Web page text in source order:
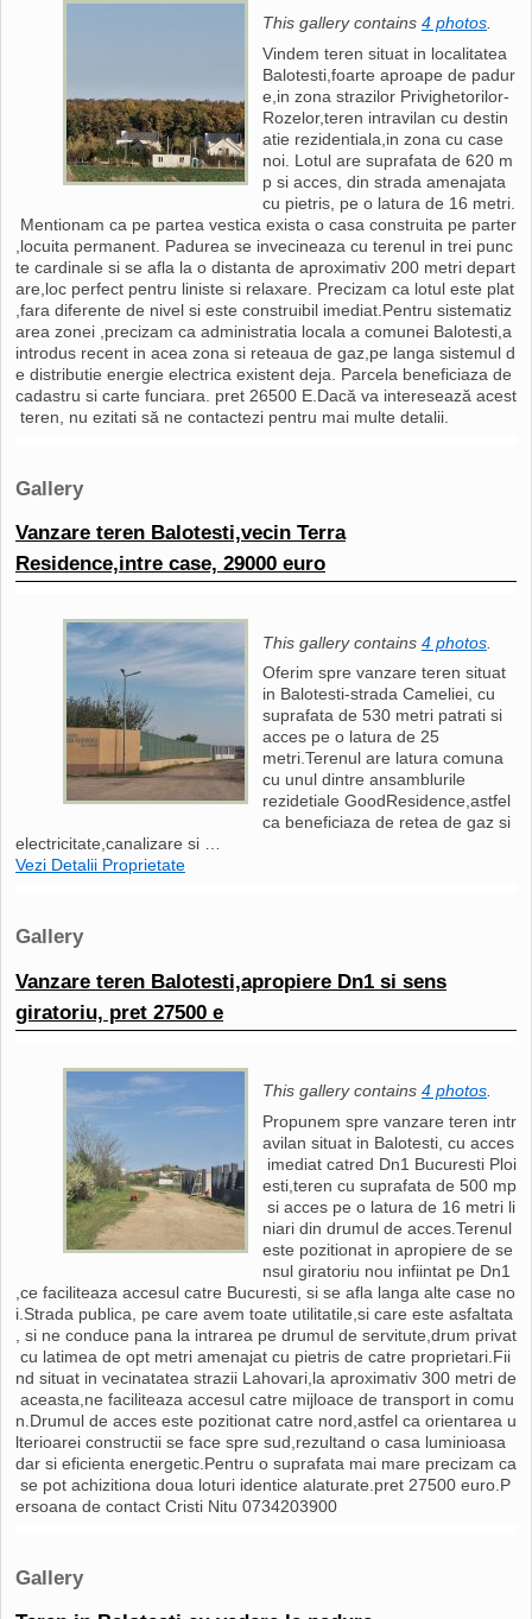
This gallery contains 4 photos.
Vindem teren situat in localitatea
Balotesti,foarte aproape de padur
e,in zona strazilor Privighetorilor-
Rozelor,teren intravilan cu destin
atie rezidentiala,in zona cu case
noi. Lotul are suprafata de 620 m
p si acces, din strada amenajata
cu pietris, pe o latura de 16 metri.
Mentionam ca pe partea vestica exista o casa construita pe parter
,locuita permanent. Padurea se invecineaza cu terenul in trei punc
te cardinale si se afla la o distanta de aproximativ 200 metri depart
are,loc perfect pentru liniste si relaxare. Precizam ca lotul este plat
,fara diferente de nivel si este construibil imediat.Pentru sistematiz
area zonei ,precizam ca administratia locala a comunei Balotesti,a
introdus recent in acea zona si reteaua de gaz,pe langa sistemul d
e distributie energie electrica existent deja. Parcela beneficiaza de
cadastru si carte funciara. pret 26500 E.Dacă va interesează acest
teren, nu ezitati să ne contactezi pentru mai multe detalii.
Gallery
Vanzare teren Balotesti,vecin Terra
Residence,intre case, 29000 euro
This gallery contains 4 photos
Oferim spre vanzare teren situat
in Balotesti-strada Cameliei, cu
suprafata de 530 metri patrati si
acces pe o latura de 25
metri.Terenul are latura comuna
cu unul dintre ansamblurile
rezidetiale GoodResidence,astfel
ca beneficiaza de retea de gaz si
electricitate,canalizare si …
Vezi Detalii Proprietate
Gallery
Vanzare teren Balotesti,apropiere Dn1 si sens
giratoriu, pret 27500 e
This gallery contains 4 photos.
Propunem spre vanzare teren intr
avilan situat in Balotesti, cu acces
imediat catred Dn1 Bucuresti Ploi
esti,teren cu suprafata de 500 mp
si acces pe o latura de 16 metri li
niari din drumul de acces.Terenul
este pozitionat in apropiere de se
nsul giratoriu nou infiintat pe Dn1
,ce faciliteaza accesul catre Bucuresti, si se afla langa alte case no
i.Strada publica, pe care avem toate utilitatile,si care este asfaltata
, si ne conduce pana la intrarea pe drumul de servitute,drum privat
cu latimea de opt metri amenajat cu pietris de catre proprietari.Fii
nd situat in vecinatatea strazii Lahovari,la aproximativ 300 metri de
aceasta,ne faciliteaza accesul catre mijloace de transport in comu
n.Drumul de acces este pozitionat catre nord,astfel ca orientarea u
lterioarei constructii se face spre sud,rezultand o casa luminioasa
dar si eficienta energetic.Pentru o suprafata mai mare precizam ca
se pot achizitiona doua loturi identice alaturate.pret 27500 euro.P
ersoana de contact Cristi Nitu 0734203900
Gallery